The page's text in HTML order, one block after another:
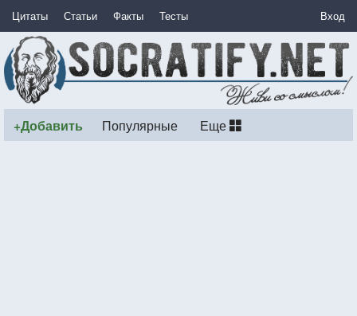
Цитаты Статьи Факты Тесты Вход
+Добавить Популярные Еще